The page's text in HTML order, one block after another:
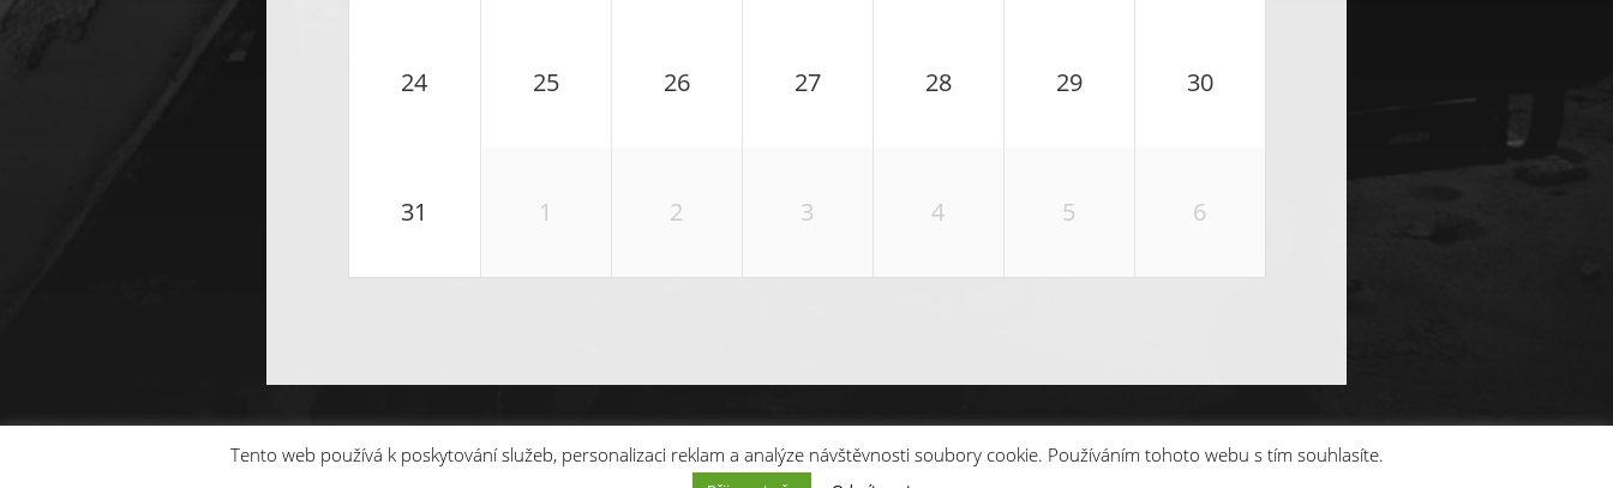
24 25 26 27 28 29 30
31 1 2 3 4 5 6
© 2026HUGO KOUMES – ÚNIKOVÉ HRY PARDUBICE
Tento web používá k poskytování služeb, personalizaci reklam a analýze návštěvnosti soubory cookie. Používáním tohoto webu s tím souhlasíte.